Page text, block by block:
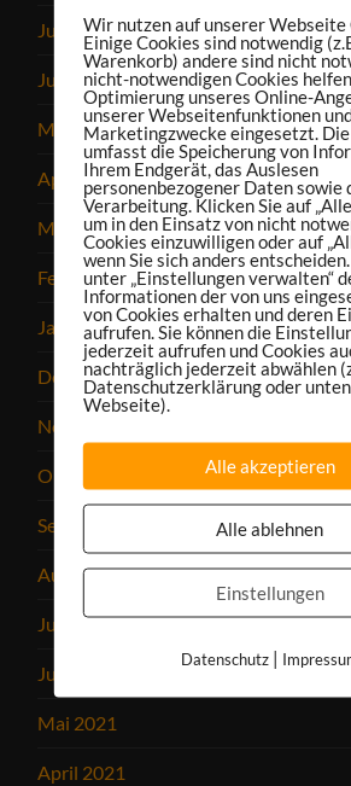
Juli 2022
Juni 2022
Mai 2022
April 2022
März 2022
Februar 2022
Januar 2022
Dezember 2021
November 2021
Oktober 2021
September 2021
August 2021
Juli 2021
Juni 2021
Mai 2021
April 2021
Wir nutzen auf unserer Webseite
Einige Cookies sind notwendig
Warenkorb) andere sind nicht
nicht-notwendigen Cookies
Optimierung unseres Online-
unserer Webseitenfunktionen
Marketingzwecke eingesetzt.
umfasst die Speicherung von
Ihrem Endgerät, das Auslesen
personenbezogener Daten sowie
Verarbeitung. Klicken Sie auf
um in den Einsatz von nicht
Cookies einzuwilligen oder auf
wenn Sie sich anders
unter „Einstellungen verwalten“
Informationen der von uns
von Cookies erhalten und deren
aufrufen. Sie können die
jederzeit aufrufen und Cookies
nachträglich jederzeit abwählen
Datenschutzerklärung oder
Webseite).
Alle akzeptieren
Alle ablehnen
Einstellungen
Datenschutz|